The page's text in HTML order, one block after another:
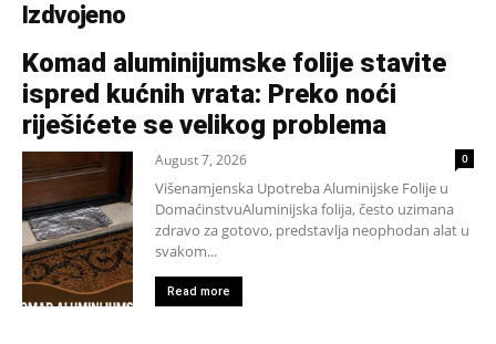
Izdvojeno
Komad aluminijumske folije stavite
ispred kućnih vrata: Preko noći
riješićete se velikog problema
August 7, 2026 0
Višenamjenska Upotreba Aluminijske Folije u
DomaćinstvuAluminijska folija, često uzimana
zdravo za gotovo, predstavlja neophodan alat u
svakom...
Read more